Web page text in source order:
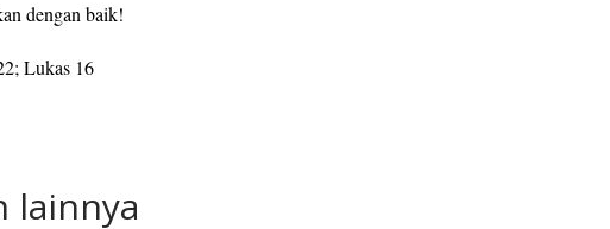
dengan baik!
Lukas 16
lainnya